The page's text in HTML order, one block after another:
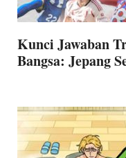
Kunci Jawaban
Bangsa: Jepang